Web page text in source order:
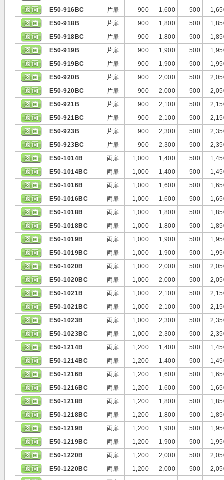
E50-916BC
片扉 900 1,600 500
E50-918B
片扉 900 1,800 500
E50-918BC
片扉 900 1,800 500
E50-919B
片扉 900 1,900 500
E50-919BC
片扉 900 1,900 500
E50-920B
片扉 900 2,000 500
E50-920BC
片扉 900 2,000 500
E50-921B
片扉 900 2,100 500
E50-921BC
片扉 900 2,100 500
E50-923B
片扉 900 2,300 500
E50-923BC
片扉 900 2,300 500
E50-1014B
両扉 1,000 1,400 500
E50-1014BC
両扉 1,000 1,400 500
E50-1016B
両扉 1,000 1,600 500
E50-1016BC
両扉 1,000 1,600 500
E50-1018B
両扉 1,000 1,800 500
E50-1018BC
両扉 1,000 1,800 500
E50-1019B
両扉 1,000 1,900 500
E50-1019BC
両扉 1,000 1,900 500
E50-1020B
両扉 1,000 2,000 500
E50-1020BC
両扉 1,000 2,000 500
E50-1021B
両扉 1,000 2,100 500
E50-1021BC
両扉 1,000 2,100 500
E50-1023B
両扉 1,000 2,300 500
E50-1023BC
両扉 1,000 2,300 500
E50-1214B
両扉 1,200 1,400 500
E50-1214BC
両扉 1,200 1,400 500
E50-1216B
両扉 1,200 1,600 500
E50-1216BC
両扉 1,200 1,600 500
E50-1218B
両扉 1,200 1,800 500
E50-1218BC
両扉 1,200 1,800 500
E50-1219B
両扉 1,200 1,900 500
E50-1219BC
両扉 1,200 1,900 500
E50-1220B
両扉 1,200 2,000 500
E50-1220BC
両扉 1,200 2,000 500